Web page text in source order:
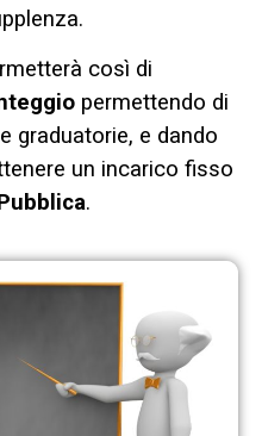
così di
permettendo di
graduatorie, e dando
un incarico fisso
.